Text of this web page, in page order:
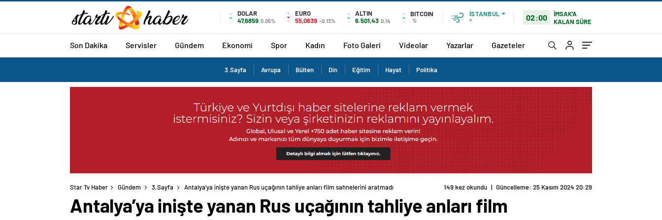
DOLAR
47,6859 0.05%
EURO
55,0639 -0.13%
ALTIN
6.501,43 0,14
BITCOIN
%
İSTANBUL
°
02:00
İMSAK'A
KALAN SÜRE
Son Dakika Servisler Gündem Ekonomi Spor Kadın Foto Galeri Videolar Yazarlar Gazeteler
3.Sayfa Avrupa Bülten Din Eğitim Hayat Politika
Star Tv Haber Gündem 3.Sayfa Antalya’ya inişte yanan Rus uçağının tahliye anları film sahnelerini aratmadı 149 kez okundu | Güncelleme: 25 Kasım 2024 20:29
Antalya’ya inişte yanan Rus uçağının tahliye anları film